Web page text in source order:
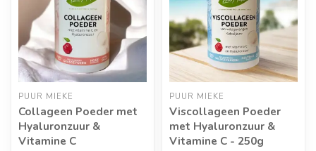
PUUR MIEKE
Collageen Poeder met
Hyaluronzuur &
Vitamine C
PUUR MIEKE
Viscollageen Poeder
met Hyaluronzuur &
Vitamine C - 250g